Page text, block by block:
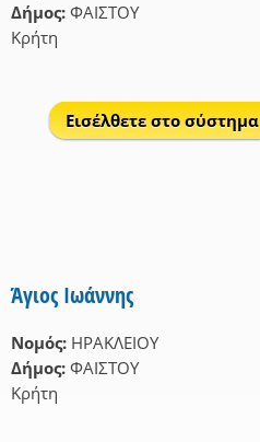
Δήμος: ΦΑΙΣΤΟΥ
Κρήτη
Εισέλθετε στο σύστημα
Άγιος Ιωάννης
Νομός: ΗΡΑΚΛΕΙΟΥ
Δήμος: ΦΑΙΣΤΟΥ
Κρήτη